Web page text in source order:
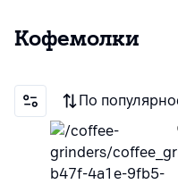
Кофемолки
По